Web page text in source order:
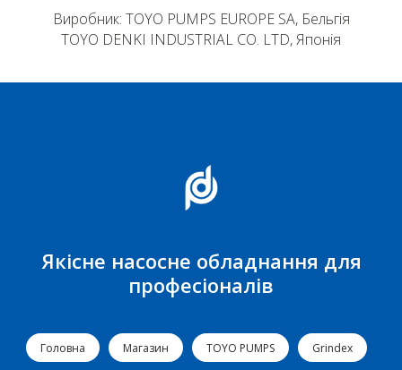
Виробник: TOYO PUMPS EUROPE SA, Бельгія
TOYO DENKI INDUSTRIAL CO. LTD, Японія
Якісне насосне обладнання для
професіоналів
Головна Магазин TOYO PUMPS Grindex